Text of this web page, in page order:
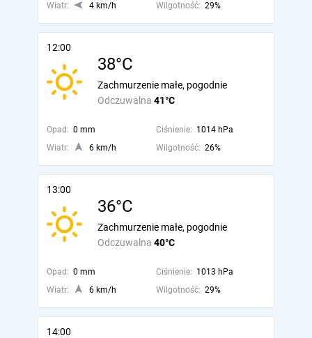
Wiatr:
4 km/h Wilgotność: 29%
12:00
38°C
Odczuwalna 41°C
Zachmurzenie małe, pogodnie
Opad: 0 mm Ciśnienie: 1014 hPa
Wiatr:
6 km/h Wilgotność: 26%
13:00
36°C
Odczuwalna 40°C
Zachmurzenie małe, pogodnie
Opad: 0 mm Ciśnienie: 1013 hPa
Wiatr:
6 km/h Wilgotność: 29%
14:00